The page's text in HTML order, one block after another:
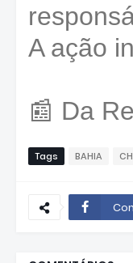
A ação
📰 Da
Tags BAHIA